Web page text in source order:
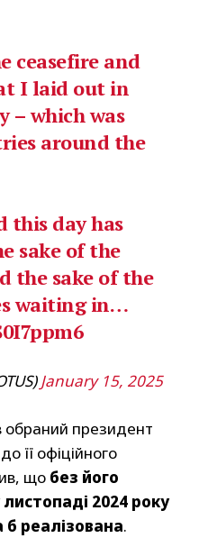
ceasefire and
I laid out in
– which was
around the
this day has
sake of the
the sake of the
waiting in…
January 15, 2025
президент
офіційного
що без його
2024 року
б реалізована.